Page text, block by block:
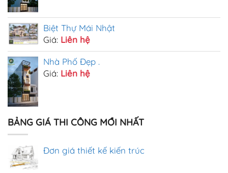
Biệt Thự Mái Nhật
Giá: Liên hệ
Nhà Phố Đẹp .
Giá: Liên hệ
BẢNG GIÁ THI CÔNG MỚI NHẤT
Đơn giá thiết kế kiến trúc